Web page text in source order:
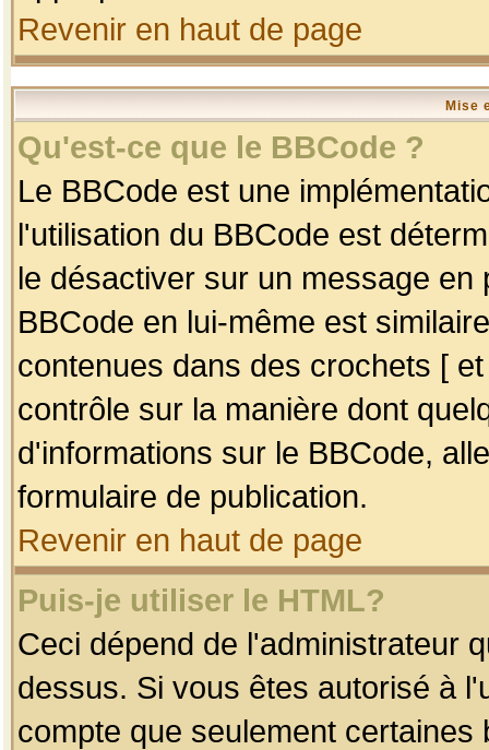
Revenir en haut de page
Mise
Qu'est-ce que le BBCode ?
Le BBCode est une
l'utilisation du BBCode est
le désactiver sur un message
BBCode en lui-même est
contenues dans des crochets [
contrôle sur la manière dont
d'informations sur le BBCode,
formulaire de publication.
Revenir en haut de page
Puis-je utiliser le HTML?
Ceci dépend de l'administrateur
dessus. Si vous êtes autorisé à
compte que seulement